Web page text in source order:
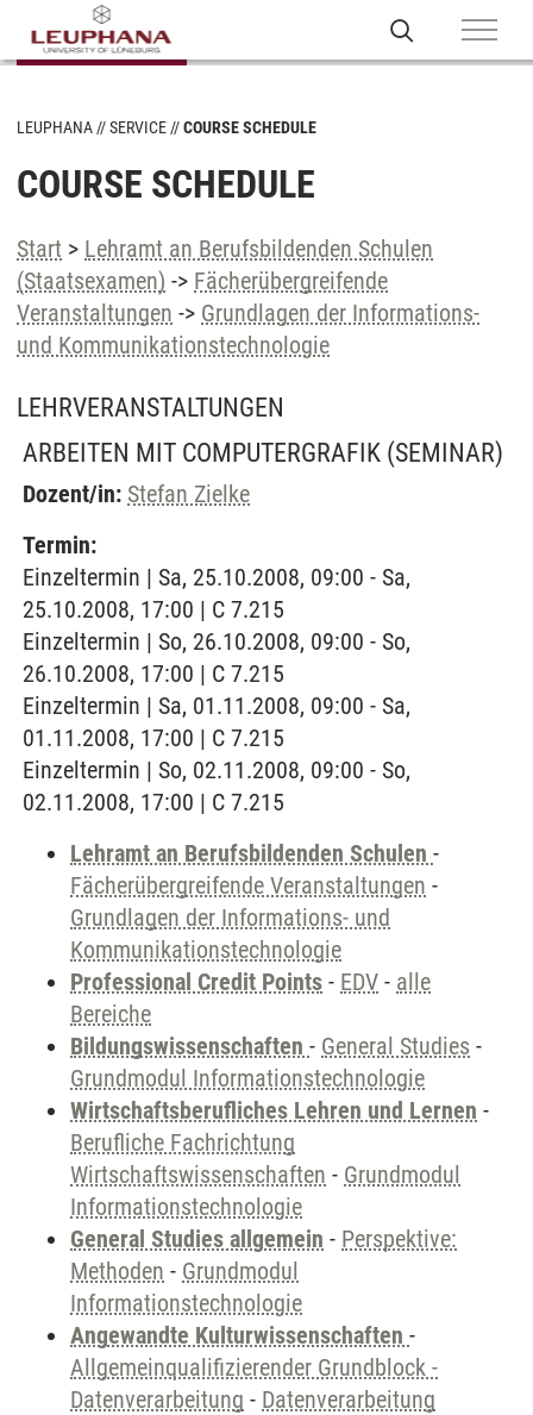
LEUPHANA SERVICE COURSE SCHEDULE
COURSE SCHEDULE
Start > Lehramt an Berufsbildenden Schulen
(Staatsexamen) -> Fächerübergreifende
Veranstaltungen -> Grundlagen der Informations-
und Kommunikationstechnologie
LEHRVERANSTALTUNGEN
ARBEITEN MIT COMPUTERGRAFIK (SEMINAR)
Dozent/in: Stefan Zielke
Termin:
Einzeltermin | Sa, 25.10.2008, 09:00 - Sa,
25.10.2008, 17:00 | C 7.215
Einzeltermin | So, 26.10.2008, 09:00 - So,
26.10.2008, 17:00 | C 7.215
Einzeltermin | Sa, 01.11.2008, 09:00 - Sa,
01.11.2008, 17:00 | C 7.215
Einzeltermin | So, 02.11.2008, 09:00 - So,
02.11.2008, 17:00 | C 7.215
Lehramt an Berufsbildenden Schulen -
Fächerübergreifende Veranstaltungen -
Grundlagen der Informations- und
Kommunikationstechnologie
Professional Credit Points - EDV - alle
Bereiche
Bildungswissenschaften - General Studies -
Grundmodul Informationstechnologie
Wirtschaftsberufliches Lehren und Lernen -
Berufliche Fachrichtung
Wirtschaftswissenschaften - Grundmodul
Informationstechnologie
General Studies allgemein - Perspektive:
Methoden - Grundmodul
Informationstechnologie
Angewandte Kulturwissenschaften -
Allgemeinqualifizierender Grundblock -
Datenverarbeitung - Datenverarbeitung